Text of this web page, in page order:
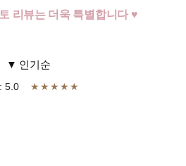
리뷰는 더욱 특별합니다 ♥
▼ 인기순
5.0 ★★★★★